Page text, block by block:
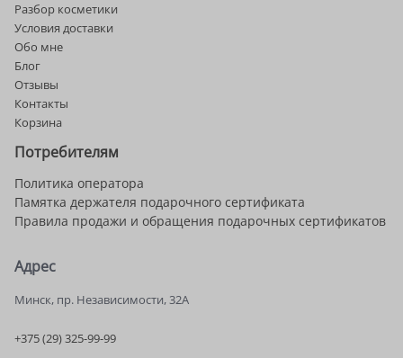
Разбор косметики
Условия доставки
Обо мне
Блог
Отзывы
Контакты
Корзина
Потребителям
Политика оператора
Памятка держателя подарочного сертификата
Правила продажи и обращения подарочных сертификатов
Адрес
Минск, пр. Независимости, 32А
+375 (29) 325-99-99